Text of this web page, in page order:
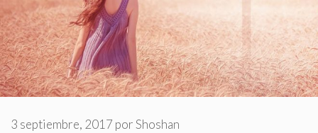
3 septiembre, 2017 porShoshan